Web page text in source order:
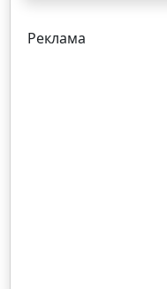
Реклама